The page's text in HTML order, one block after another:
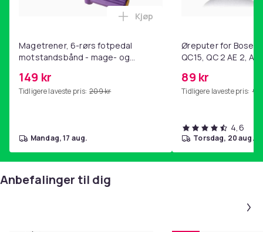
Magetrener, 6-rørs fotpedal
motstandsbånd - mage- og
hjemmegymnastikk Purple
149 kr
Tidligere laveste pris: 209 kr
Legg Magetrener, 6-rørs
Kjøp
mandag, 17 aug.
Øreputer for Bose
QC15, QC 2 AE 2, AE
89 kr
Tidligere laveste pris: 99
4,6
torsdag, 20 aug.
Anbefalinger til dig